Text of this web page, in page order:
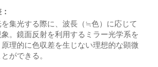
集光する際に、波長（≒色）に応じて
。鏡面反射を利用するミラー光学系を
理的に色収差を生じない理想的な顕微
ができる。